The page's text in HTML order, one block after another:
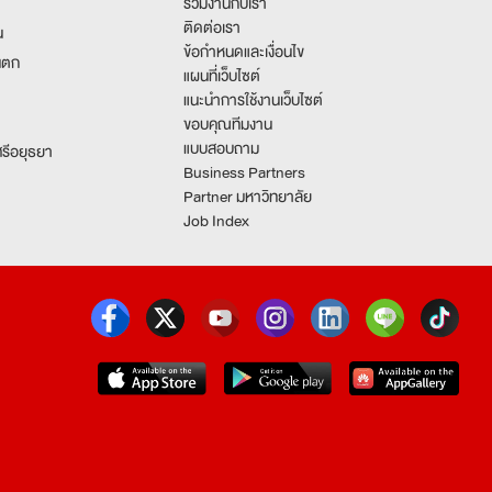
ก
อยุธยา
ติดต่อเรา
ข้อกำหนดและเงื่อนไข
แผนที่เว็บไซต์
แนะนำการใช้งานเว็บไซต์
ขอบคุณทีมงาน
แบบสอบถาม
Business Partners
Partner มหาวิทยาลัย
Job Index